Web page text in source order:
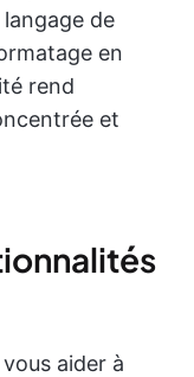
de
en
rend
et
aider à